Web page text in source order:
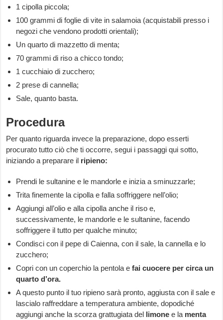
1 cipolla piccola;
100 grammi di foglie di vite in salamoia (acquistabili presso i
negozi che vendono prodotti orientali);
Un quarto di mazzetto di menta;
70 grammi di riso a chicco tondo;
1 cucchiaio di zucchero;
2 prese di cannella;
Sale, quanto basta.
Procedura
Per quanto riguarda invece la preparazione, dopo esserti
procurato tutto ciò che ti occorre, segui i passaggi qui sotto,
iniziando a preparare il ripieno:
Prendi le sultanine e le mandorle e inizia a sminuzzarle;
Trita finemente la cipolla e falla soffriggere nell’olio;
Aggiungi all’olio e alla cipolla anche il riso e,
successivamente, le mandorle e le sultanine, facendo
soffriggere il tutto per qualche minuto;
Condisci con il pepe di Caienna, con il sale, la cannella e lo
zucchero;
Copri con un coperchio la pentola efai cuocere per circa un
quarto d’ora.
A questo punto il tuo ripieno sarà pronto, aggiusta con il sale e
lascialo raffreddare a temperatura ambiente, dopodiché
aggiungi anche la scorza grattugiata del limone e la menta